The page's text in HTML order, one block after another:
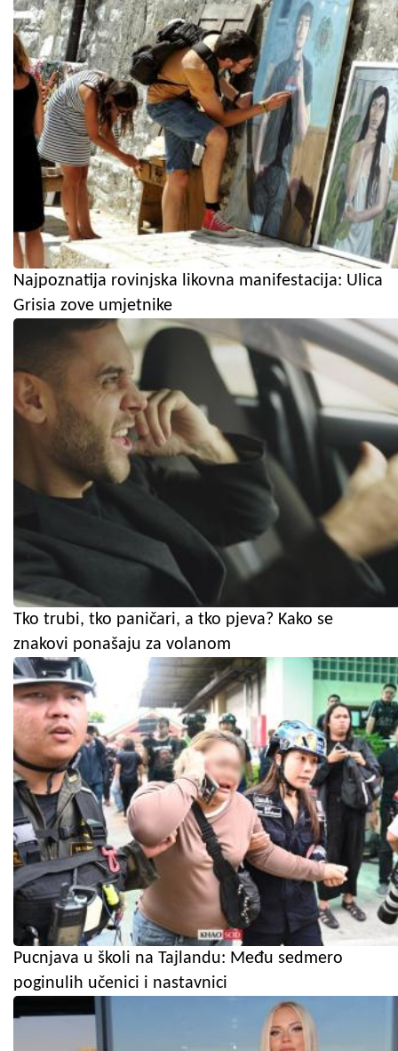
Najpoznatija rovinjska likovna manifestacija: Ulica
Grisia zove umjetnike
Tko trubi, tko paničari, a tko pjeva? Kako se
znakovi ponašaju za volanom
Pucnjava u školi na Tajlandu: Među sedmero
poginulih učenici i nastavnici